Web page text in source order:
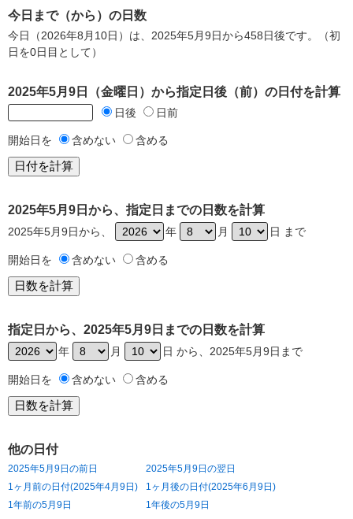
今日まで（から）の日数
今日（2026年8月10日）は、2025年5月9日から458日後です。（初
日を0日目として）
2025年5月9日（金曜日）から指定日後（前）の日付を計算
日後 日前
開始日を 含めない 含める
2025年5月9日から、指定日までの日数を計算
2025年5月9日から、 年 月 日 まで
開始日を 含めない 含める
指定日から、2025年5月9日までの日数を計算
年 月 日 から、2025年5月9日まで
開始日を 含めない 含める
他の日付
2025年5月9日の前日
2025年5月9日の翌日
1ヶ月前の日付(2025年4月9日)
1ヶ月後の日付(2025年6月9日)
1年前の5月9日
1年後の5月9日